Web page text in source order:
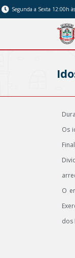
Segunda a Sexta 12:00h
Os
O
dos